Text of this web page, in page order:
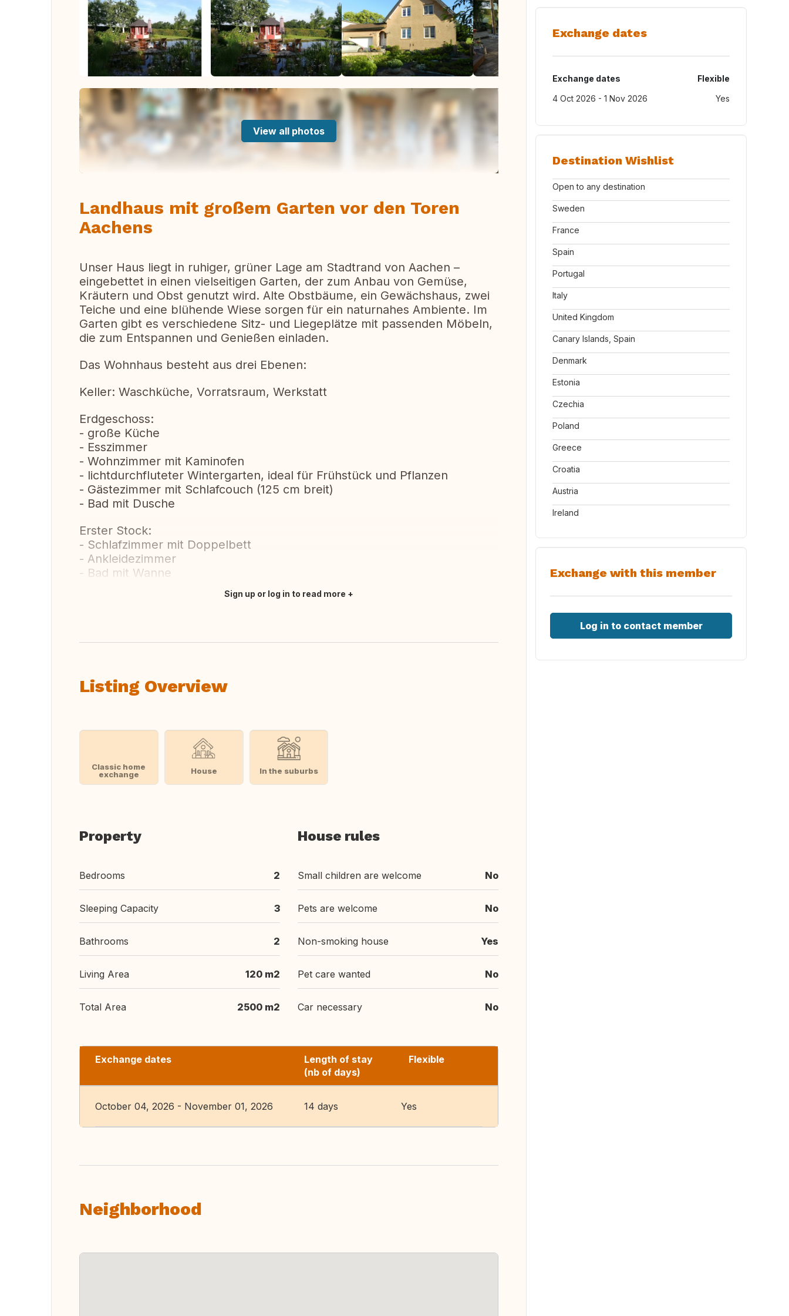
View all photos
Landhaus mit großem Garten vor den Toren
Aachens
Unser Haus liegt in ruhiger, grüner Lage am Stadtrand von Aachen –
eingebettet in einen vielseitigen Garten, der zum Anbau von Gemüse,
Kräutern und Obst genutzt wird. Alte Obstbäume, ein Gewächshaus, zwei
Teiche und eine blühende Wiese sorgen für ein naturnahes Ambiente. Im
Garten gibt es verschiedene Sitz- und Liegeplätze mit passenden Möbeln,
die zum Entspannen und Genießen einladen.
Das Wohnhaus besteht aus drei Ebenen:
Keller: Waschküche, Vorratsraum, Werkstatt
Erdgeschoss:
- große Küche
- Esszimmer
- Wohnzimmer mit Kaminofen
- lichtdurchfluteter Wintergarten, ideal für Frühstück und Pflanzen
- Gästezimmer mit Schlafcouch (125 cm breit)
- Bad mit Dusche
Erster Stock:
- Schlafzimmer mit Doppelbett
- Ankleidezimmer
- Bad mit Wanne
Sign up or log in to read more
Listing Overview
Classic home
exchange
House In the suburbs
Property
Bedrooms 2
Sleeping Capacity 3
Bathrooms 2
Living Area 120 m2
Total Area 2500 m2
House rules
Small children are welcome No
Pets are welcome No
Non-smoking house Yes
Pet care wanted No
Car necessary No
Exchange dates
Length of stay
(nb of days)
Flexible
October 04, 2026 - November 01, 2026 14 days Yes
Neighborhood
Exchange dates
Exchange dates
Flexible
4 Oct 2026 - 1 Nov 2026
Yes
Destination Wishlist
Open to any destination
Sweden
France
Spain
Portugal
Italy
United Kingdom
Canary Islands, Spain
Denmark
Estonia
Czechia
Poland
Greece
Croatia
Austria
Ireland
Exchange with this member
Log in to contact member